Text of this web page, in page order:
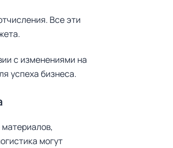
Все эти
с изменениями на
успеха бизнеса.
могут